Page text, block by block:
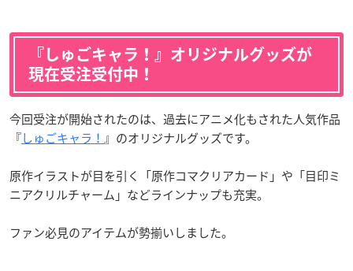
『しゅごキャラ！』オリジナルグッズが
現在受注受付中！
今回受注が開始されたのは、過去にアニメ化もされた人気作品
『しゅごキャラ！ 』のオリジナルグッズです。
原作イラストが目を引く「原作コマクリアカード」や「目印ミ
ニアクリルチャーム」などラインナップも充実。
ファン必見のアイテムが勢揃いしました。